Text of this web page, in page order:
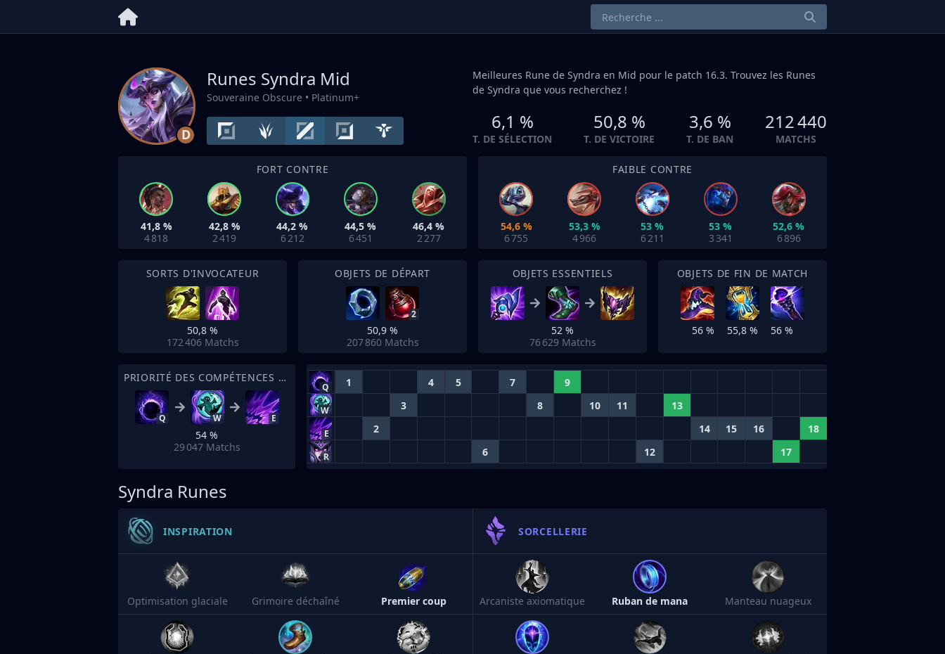
D
Runes Syndra Mid
Souveraine Obscure • Platinum+
Meilleures Rune de Syndra en Mid pour le patch 16.3. Trouvez les Runes
de Syndra que vous recherchez !
6,1 %
T. DE SÉLECTION
50,8 %
T. DE VICTOIRE
3,6 %
T. DE BAN
212 440
MATCHS
FORT CONTRE
41,8 %
4 818
42,8 %
2 419
44,2 %
6 212
44,5 %
6 451
46,4 %
2 277
FAIBLE CONTRE
54,6 %
6 755
53,3 %
4 966
53 %
6 211
53 %
3 341
52,6 %
6 896
SORTS D'INVOCATEUR
50,8 %
172 406 Matchs
OBJETS DE DÉPART
2
50,9 %
207 860 Matchs
OBJETS ESSENTIELS
52 %
76 629 Matchs
OBJETS DE FIN DE MATCH
56 % 55,8 % 56 %
PRIORITÉ DES COMPÉTENCES DE SORT
Q W E
54 %
29 047 Matchs
Q 1 4 5 7 9
W 3 8 10 11 13
E 2 14 15 16 18
R 6 12 17
Syndra Runes
INSPIRATION
Optimisation glaciale Grimoire déchaîné Premier coup
SORCELLERIE
Arcaniste axiomatique Ruban de mana Manteau nuageux